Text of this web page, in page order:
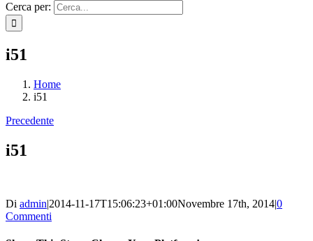
Cerca per:
i51
Home
i51
Precedente
i51
Di admin|2014-11-17T15:06:23+01:00Novembre 17th, 2014|0
Commenti